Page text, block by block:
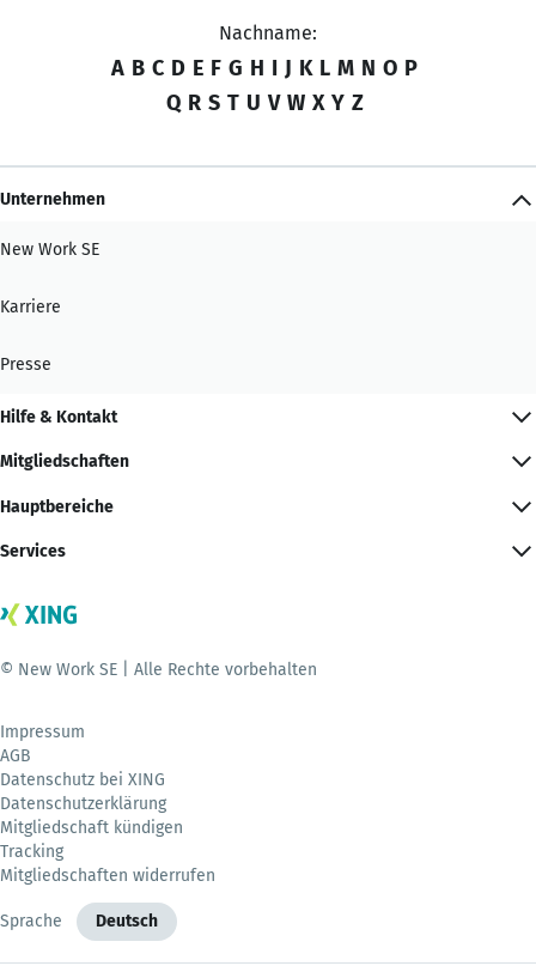
Nachname:
A B C D E F G H I J K L M N O P
Q R S T U V W X Y Z
Unternehmen
New Work SE
Karriere
Presse
Hilfe & Kontakt
Mitgliedschaften
Hauptbereiche
Services
© New Work SE | Alle Rechte vorbehalten
Impressum
AGB
Datenschutz bei XING
Datenschutzerklärung
Mitgliedschaft kündigen
Tracking
Mitgliedschaften widerrufen
Sprache Deutsch